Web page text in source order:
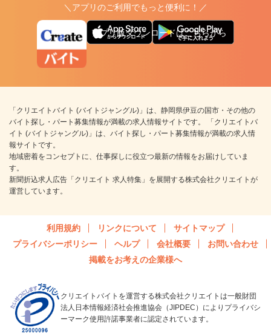
＼アプリのご利用でもっと便利に！／
アプリ版ダウンロードはこちらから
「クリエイトバイト (バイトジャングル)」は、静岡県伊豆の国市・その他の
バイト探し・パート募集情報が満載の求人情報サイトです。 「クリエイトバ
イト (バイトジャングル)」は、バイト探し・パート募集情報が満載の求人情
報サイトです。
地域密着をコンセプトに、仕事探しに役立つ最新の情報をお届けしていま
す。
新聞折込求人広告「クリエイト 求人特集」を展開する株式会社クリエイトが
運営しています。
利用規約 リンクについて
サイトマップ
プライバシーポリシー
ヘルプ 会社概要
お問い合わせ
掲載をお考えの企業様へ
クリエイトバイトを運営する株式会社クリエイトは一般財団
法人日本情報経済社会推進協会（JIPDEC）によりプライバシ
ーマーク使用許諾事業者に認定されています。